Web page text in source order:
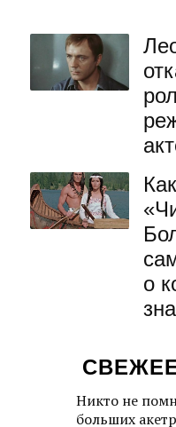
о
СВЕЖЕЕ
Никто не
больших